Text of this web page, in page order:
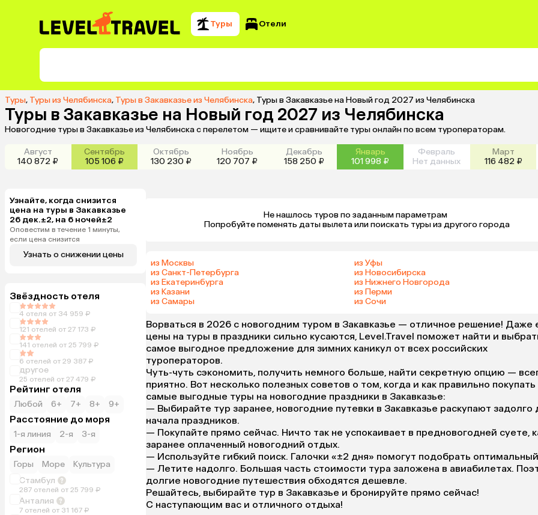
Туры Отели
Туры, Туры из Челябинска, Туры в Закавказье из Челябинска, Туры в Закавказье на Новый год 2027 из Челябинска
Туры в Закавказье на Новый год 2027 из Челябинска
Новогодние туры в Закавказье из Челябинска с перелетом — ищите и сравнивайте туры онлайн по всем туроператорам.
Август
140 872 ₽
Сентябрь
105 106 ₽
Октябрь
130 230 ₽
Ноябрь
120 707 ₽
Декабрь
158 250 ₽
Январь
101 998 ₽
Февраль
Нет данных
Март
116 482 ₽
Узнайте, когда снизится
цена на туры в Закавказье
26 дек.±2, на 6 ночей±2
Оповестим в течение 1 минуты,
если цена снизится
Узнать о снижении цены
Звёздность отеля
4 отеля от 34 959 ₽
121 отелей от 27 173 ₽
141 отелей от 25 799 ₽
6 отелей от 29 387 ₽
другое
25 отелей от 27 479 ₽
Рейтинг отеля
Любой 6+ 7+ 8+ 9+
Расстояние до моря
1-я линия 2-я 3-я
Регион
Горы Море
Культура
Стамбул
287 отелей от 25 799 ₽
Анталия
7 отелей от 31 167 ₽
Не нашлось туров по заданным параметрам
Попробуйте поменять даты вылета или поискать туры из другого города
из Москвы
из Санкт-Петербурга
из Екатеринбурга
из Казани
из Самары
из Уфы
из Новосибирска
из Нижнего Новгорода
из Перми
из Сочи
Ворваться в 2026 с новогодним туром в Закавказье — отличное решение! Даже
цены на туры в праздники сильно кусаются, Level.Travel поможет найти и
самое выгодное предложение для зимних каникул от всех российских
туроператоров.
Чуть-чуть сэкономить, получить немного больше, найти секретную опцию —
приятно. Вот несколько полезных советов о том, когда и как правильно покупать
самые выгодные туры на новогодние праздники в Закавказье:
— Выбирайте тур заранее, новогодние путевки в Закавказье раскупают задолго
начала праздников.
— Покупайте прямо сейчас. Ничто так не успокаивает в предновогодней суете,
заранее оплаченный новогодний отдых.
— Используйте гибкий поиск. Галочки «±2 дня» помогут подобрать
— Летите надолго. Большая часть стоимости тура заложена в авиабилетах.
долгие новогодние путешествия обходятся дешевле.
Решайтесь, выбирайте тур в Закавказье и бронируйте прямо сейчас!
С наступающим вас и отличного отдыха!